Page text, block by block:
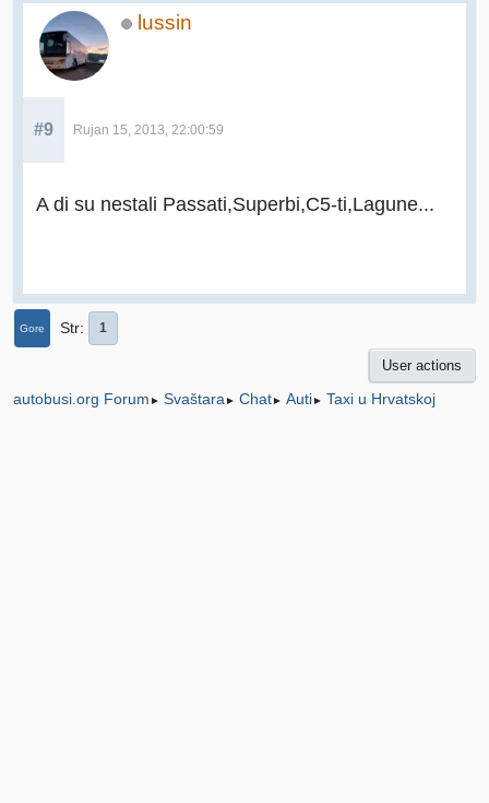
lussin
#9 Rujan 15, 2013, 22:00:59
A di su nestali Passati,Superbi,C5-ti,Lagune...
Gore Str 1
User actions
autobusi.org Forum ► Svaštara ► Chat► Auti► Taxi u Hrvatskoj